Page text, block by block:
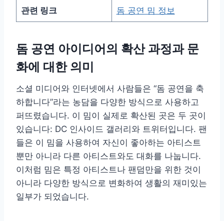
관련 링크 돔 공연 밈 정보
돔 공연 아이디어의 확산 과정과 문
화에 대한 의미
소셜 미디어와 인터넷에서 사람들은 “돔 공연을 축
하합니다”라는 농담을 다양한 방식으로 사용하고
퍼뜨렸습니다. 이 밈이 실제로 확산된 곳은 두 곳이
있습니다: DC 인사이드 갤러리와 트위터입니다. 팬
들은 이 밈을 사용하여 자신이 좋아하는 아티스트
뿐만 아니라 다른 아티스트와도 대화를 나눕니다.
이처럼 밈은 특정 아티스트나 팬덤만을 위한 것이
아니라 다양한 방식으로 변화하여 생활의 재미있는
일부가 되었습니다.